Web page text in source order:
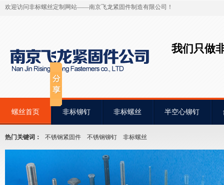
欢迎访问非标螺丝定制网站——南京飞龙紧固件制造有限公司！
我们只做
螺丝首页 非标铆钉 非标螺丝 半空心铆钉
热门关键词： 不锈钢紧固件 不锈钢铆钉 非标螺丝